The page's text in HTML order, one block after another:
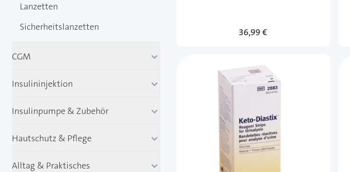
36,99 €
Lanzetten
Sicherheitslanzetten
CGM
Insulininjektion
Insulinpumpe & Zubehör
Hautschutz & Pflege
Alltag & Praktisches